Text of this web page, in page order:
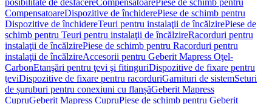
posibilitate de desfacereCompensatoarePiese de schimb pentru
CompensatoareDispozitive de închiderePiese de schimb pentru
Dispozitive de închidereTeuri pentru instalaţii de încălzirePiese de
schimb pentru Teuri pentru instalaţii de încălzireRacorduri pentru
instalaţii de încălzirePiese de schimb pentru Racorduri pentru
instalaţii de încălzireAccesorii pentru Geberit Mapress Oţel-
CarbonEtanşări pentru ţevi şi fitinguriDispozitive de fixare pentru
ţeviDispozitive de fixare pentru racorduriGarnituri de sistemSeturi
de șuruburi pentru conexiuni cu flanșăGeberit Mapress
CupruGeberit Mapress CupruPiese de schimb pentru Geberit